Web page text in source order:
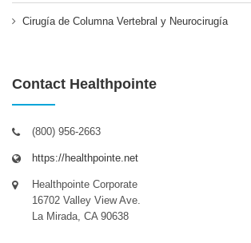
Cirugía de Columna Vertebral y Neurocirugía
Contact Healthpointe
(800) 956-2663
https://healthpointe.net
Healthpointe Corporate
16702 Valley View Ave.
La Mirada, CA 90638